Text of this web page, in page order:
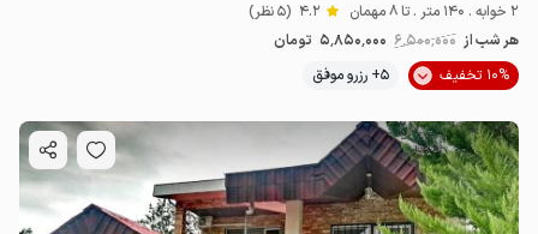
2 خوابه . 140 متر . تا 8 مهمان 4.2 (5 نظر)
هر شب از 6٬500٬000 5٬850٬000 تومان
10% تخفیف
5+ رزرو موفق